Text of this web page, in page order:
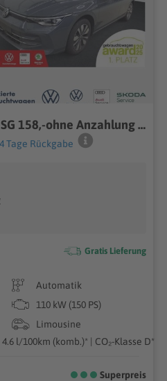
VW Golf Goal 2.0TDI DSG 158,-ohne Anzahlung Navi AH
Tage Rückgabe
Gratis Lieferung
Automatik
110 kW (150 PS)
Limousine
l/100km (komb.)* | CO₂-Klasse D*
Superpreis